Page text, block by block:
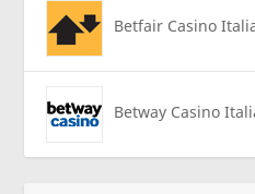
Betfair Casino
Betway Casino